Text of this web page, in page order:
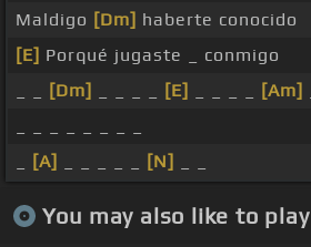
Maldigo [Dm] haberte conocido
[E] Porqué jugaste _ conmigo
[Dm] [E] [Am]
[A] [N]
You may also like to play